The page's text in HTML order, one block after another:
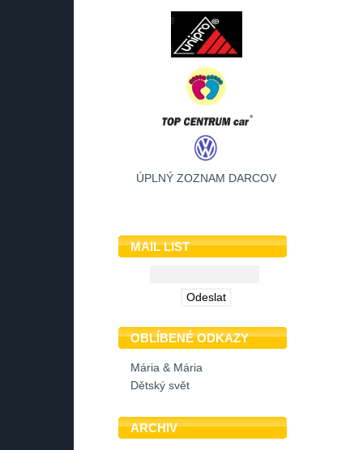
ÚPLNÝ ZOZNAM DARCOV
MAIL LIST
OBLÍBENÉ ODKAZY
Mária & Mária
Dětský svět
ARCHIV